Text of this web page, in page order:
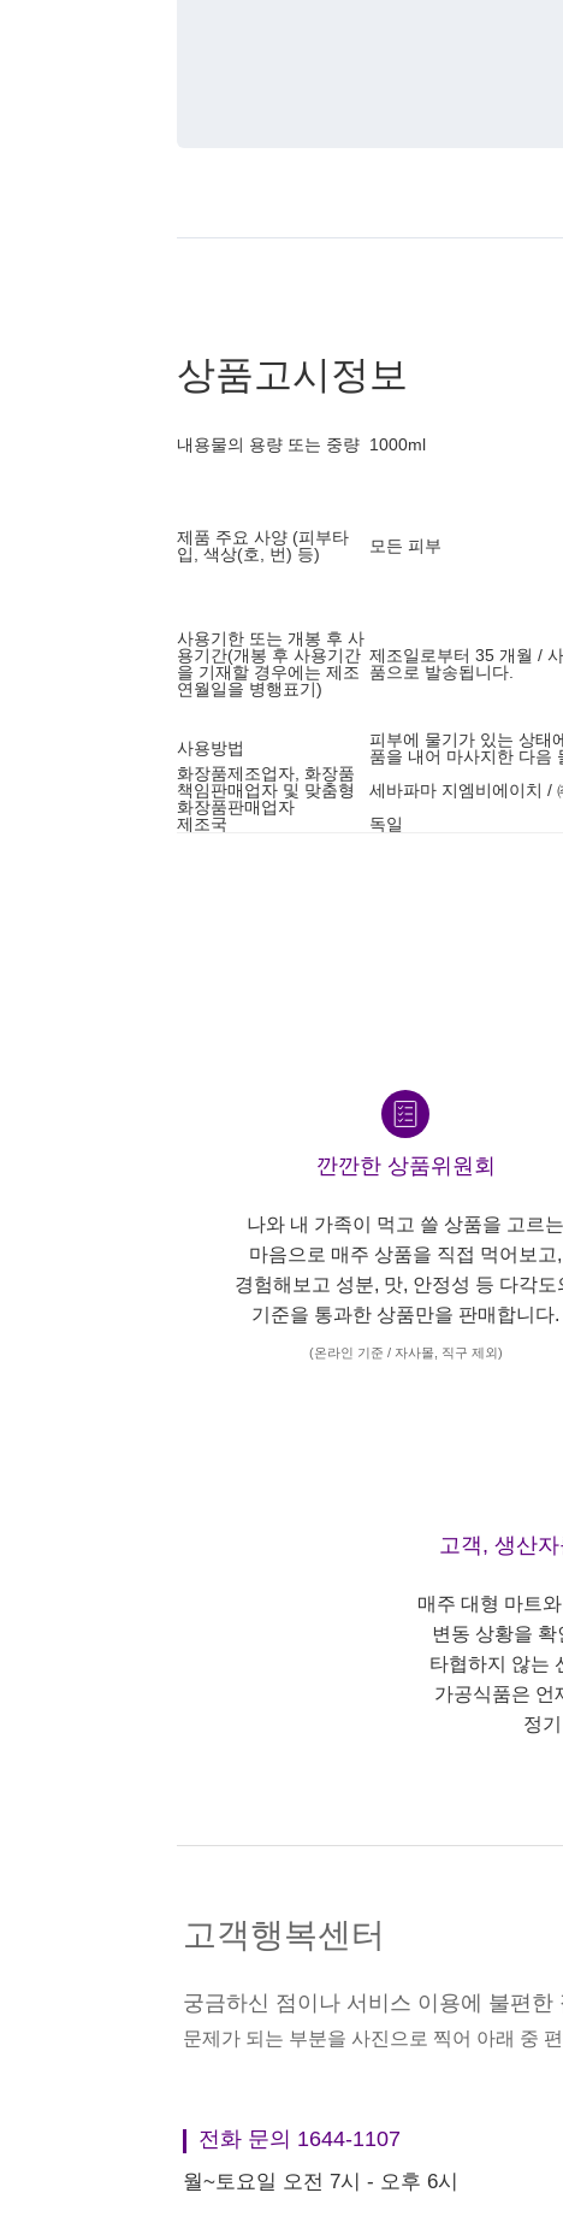
상품고시정보
내용물의 용량 또는 중량 1000ml
제품 주요 사양 (피부타
입, 색상(호, 번) 등)
모든 피부
사용기한 또는 개봉 후 사
용기간(개봉 후 사용기간
을 기재할 경우에는 제조
연월일을 병행표기)
제조일로부터 35 개월 /
품으로 발송됩니다.
사용방법
피부에 물기가 있는 상태
품을 내어 마사지한 다음
화장품제조업자, 화장품
책임판매업자 및 맞춤형
화장품판매업자
세바파마 지엠비에이치 /
제조국
독일
깐깐한 상품위원회
나와 내 가족이 먹고 쓸 상품을 고르는
마음으로 매주 상품을 직접 먹어보고,
경험해보고 성분, 맛, 안정성 등 다각도
기준을 통과한 상품만을 판매합니다.
(온라인 기준 / 자사몰, 직구 제외)
고객, 생산
매주 대형 마트
변동 상황을
타협하지 않는
가공식품은 언
정
고객행복센터
궁금하신 점이나 서비스 이용에 불편한
문제가 되는 부분을 사진으로 찍어 아래 중
전화 문의 1644-1107
월~토요일 오전 7시 - 오후 6시